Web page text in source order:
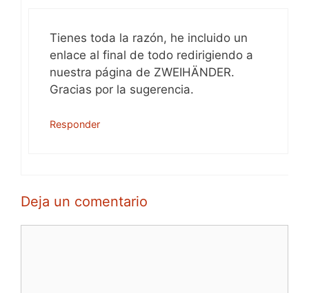
Tienes toda la razón, he incluido un
enlace al final de todo redirigiendo a
nuestra página de ZWEIHÄNDER.
Gracias por la sugerencia.
Responder
Deja un comentario